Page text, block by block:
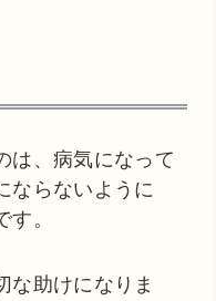
は、病気になって
ならないように
。
な助けになりま